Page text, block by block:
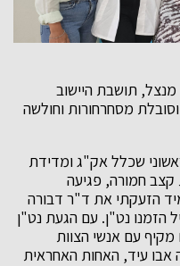
תושבת היישוב
מסחרחורות וחולשה
שכלל אק"ג ומדידת
קצב חמורה, פגיעה
הזעקתי את ד"ר דבורה
הזמנו נט"ן. עם הגעת נט"ן
מקיף עם אנשי הצוות
אבו עיד, האחות האחראית